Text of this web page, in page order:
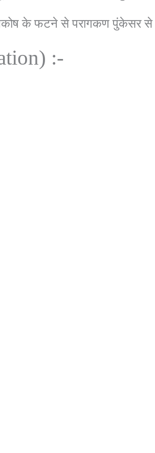
के फटने से परागकण पुंकेसर से
:-